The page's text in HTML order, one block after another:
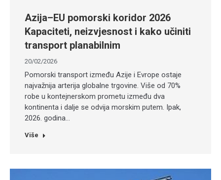
Azija–EU pomorski koridor 2026
Kapaciteti, neizvjesnost i kako učiniti
transport planabilnim
20/02/2026
Pomorski transport između Azije i Evrope ostaje
najvažnija arterija globalne trgovine. Više od 70%
robe u kontejnerskom prometu između dva
kontinenta i dalje se odvija morskim putem. Ipak,
2026. godina…
Više